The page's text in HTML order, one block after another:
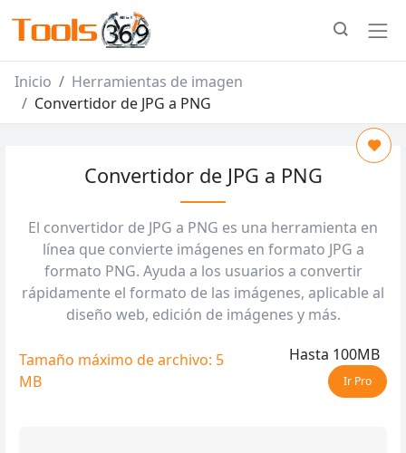
Inicio
Herramientas de imagen
Convertidor de JPG a PNG
Convertidor de JPG a PNG
El convertidor de JPG a PNG es una herramienta en
línea que convierte imágenes en formato JPG a
formato PNG. Ayuda a los usuarios a convertir
rápidamente el formato de las imágenes, aplicable al
diseño web, edición de imágenes y más.
Tamaño máximo de archivo: 5
MB
Hasta 100MB
Ir Pro